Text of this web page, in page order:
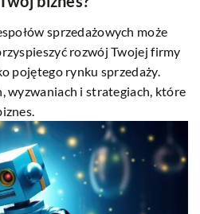
sprzedażowych może
rozwój Twojej firmy
pojętego rynku sprzedaży.
wyzwaniach i strategiach, które